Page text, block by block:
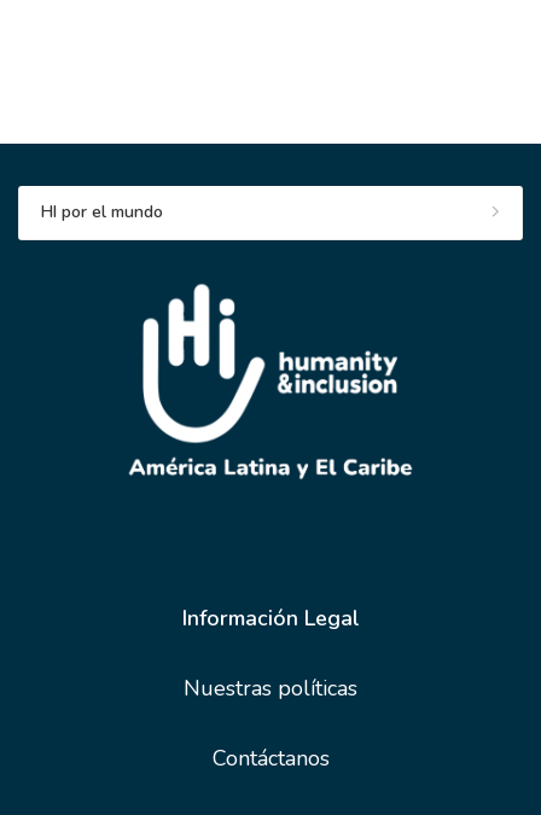
HI por el mundo
Información Legal
Nuestras políticas
Contáctanos